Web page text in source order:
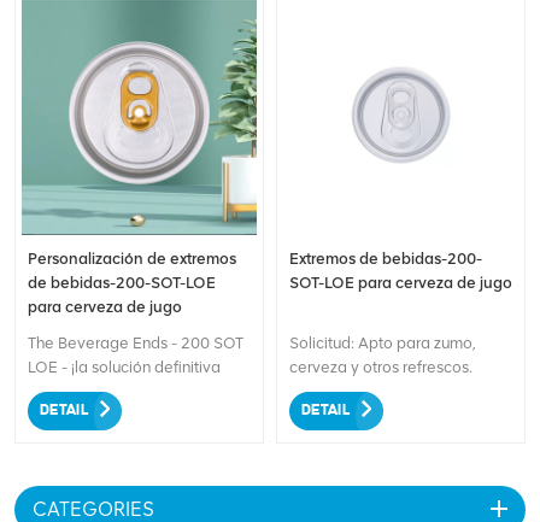
Personalización de extremos
de bebidas-200-SOT-LOE
para cerveza de jugo
The Beverage Ends - 200 SOT
LOE - ¡la solución definitiva
para envasar jugos y cervezas!
Fabricados con materiales de
brindar una protección superior
a sus bebidas y garantizar su
DETAIL
Extremos de bebidas-200-
SOT-LOE para cerveza de jugo
Solicitud: Apto para zumo,
cerveza y otros refrescos.
DETAIL
CATEGORIES